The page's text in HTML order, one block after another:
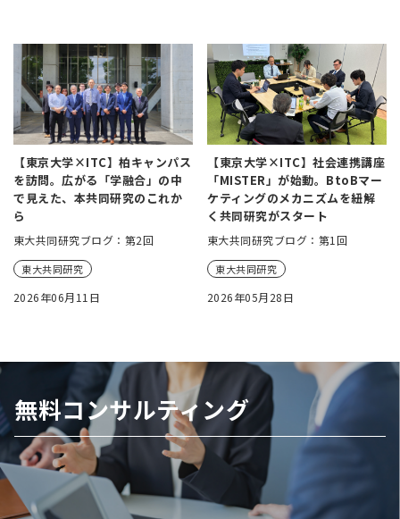
【東京大学×ITC】柏キャンパス
を訪問。広がる「学融合」の中
で見えた、本共同研究のこれか
ら
東大共同研究ブログ：第2回
東大共同研究
2026年06月11日
【東京大学×ITC】社会連携講座
「MISTER」が始動。BtoBマー
ケティングのメカニズムを紐解
く共同研究がスタート
東大共同研究ブログ：第1回
東大共同研究
2026年05月28日
無料コンサルティング